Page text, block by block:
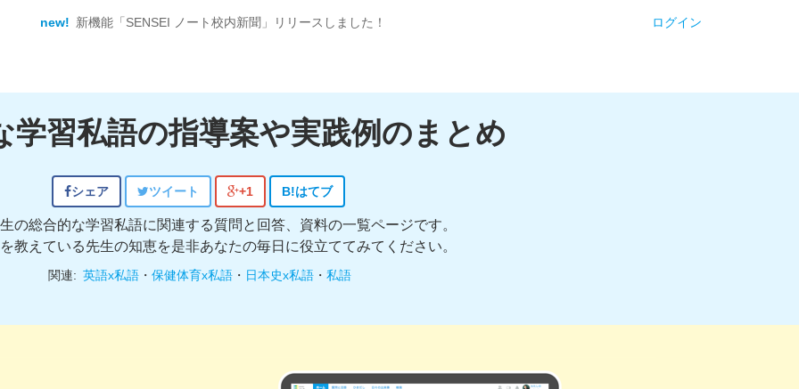
new! 新機能「SENSEI ノート校内新聞」リリースしました！ ログイン
学習私語の指導案や実践例のまとめ
シェア ツイート +1 B!はてブ
の総合的な学習私語に関連する質問と回答、資料の一覧ページです。
教えている先生の知恵を是非あなたの毎日に役立ててみてください。
関連: 英語x私語 ・ 保健体育x私語 ・ 日本史x私語 ・ 私語